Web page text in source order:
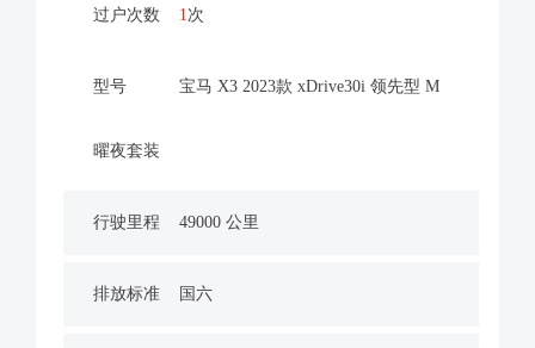
过户次数 1 次
型号 宝马 X3 2023款 xDrive30i 领先型 M
曜夜套装
行驶里程 49000 公里
排放标准 国六